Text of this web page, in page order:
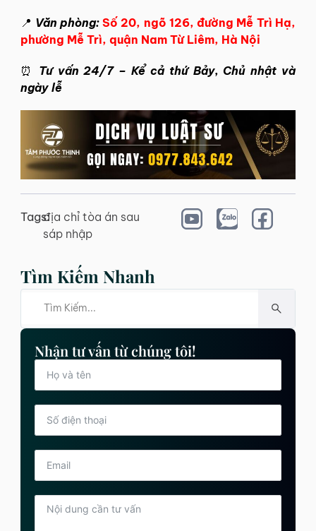
📍 Văn phòng: Số 20, ngõ 126, đường Mễ Trì Hạ,
phường Mễ Trì, quận Nam Từ Liêm, Hà Nội
⏰ Tư vấn 24/7 – Kể cả thứ Bảy, Chủ nhật và
ngày lễ
Tags:địa chỉ tòa án sau
sáp nhập
Tìm Kiếm Nhanh
Nhận tư vấn từ chúng tôi!